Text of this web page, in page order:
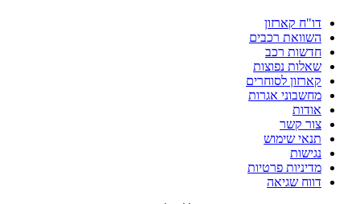
דו"ח קארזון
השוואת רכבים
חדשות רכב
שאלות נפוצות
קארזון לסוחרים
מחשבוני אגרות
אודות
צור קשר
תנאי שימוש
נגישות
מדיניות פרטיות
דווח שגיאה